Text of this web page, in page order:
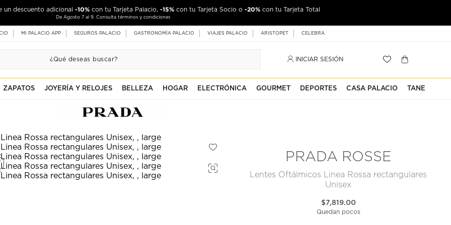
un descuento adicional -10% con tu Tarjeta Palacio, -15% con tu Tarjeta Socio o -20% con tu Tarjeta Total
De Agosto 7 al 9. Consulta términos y condiciones
MI PALACIO APP SEGUROS PALACIO GASTRONOMÍA PALACIO VIAJES PALACIO ARISTOPET CELEBRA
INICIAR SESIÓN
ZAPATOS JOYERÍA Y RELOJES BELLEZA HOGAR ELECTRÓNICA GOURMET DEPORTES CASA PALACIO TANE
PRADA ROSSE
Lentes Oftálmicos Linea Rossa rectangulares
Unisex
$7,819.00
Quedan pocos